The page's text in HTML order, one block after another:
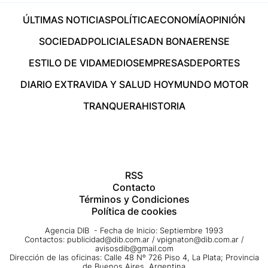
ÚLTIMAS NOTICIASPOLÍTICAECONOMÍAOPINIÓN
SOCIEDADPOLICIALESADN BONAERENSE
ESTILO DE VIDAMEDIOSEMPRESASDEPORTES
DIARIO EXTRAVIDA Y SALUD HOYMUNDO MOTOR
TRANQUERAHISTORIA
RSS
Contacto
Términos y Condiciones
Política de cookies
Agencia DIB - Fecha de Inicio: Septiembre 1993
Contactos: publicidad@dib.com.ar / vpignaton@dib.com.ar /
avisosdib@gmail.com
Dirección de las oficinas: Calle 48 Nº 726 Piso 4, La Plata; Provincia